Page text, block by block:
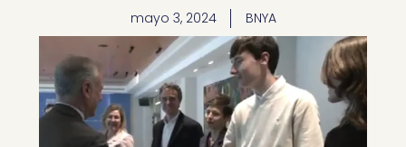
mayo 3, 2024 BNYA